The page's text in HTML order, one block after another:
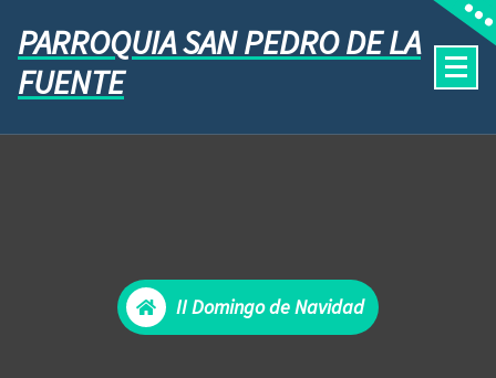
PARROQUIA SAN PEDRO DE LA
FUENTE
II Domingo de Navidad